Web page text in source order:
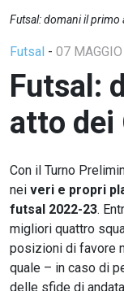
Futsal: domani il primo
Futsal - 07
Futsal:
atto dei
Con il Turno
nei veri e propri
futsal 2022-23.
migliori quattro
posizioni di favore
quale – in caso di
delle sfide di